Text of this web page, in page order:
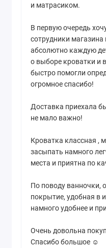
и матрасиком.
В первую очередь
сотрудники
абсолютно каждую
о выборе кроватки и
быстро помогли
огромное спасибо!
Доставка приехала
не мало важно!
Кроватка классная ,
засыпать намного
места и приятна по
По поводу ванночки,
покрытие, удобная в
намного удобнее и
Очень довольна
Спасибо большое ☺️